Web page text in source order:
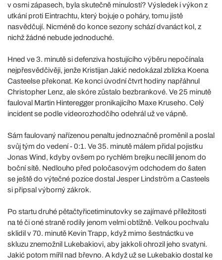
v osmi zápasech, byla skutečně minulostí? Výsledek i výkon z
utkání proti Eintrachtu, který bojuje o poháry, tomu jistě
nasvědčují. Nicméně do konce sezony schází dvanáct kol, z
nichž žádné nebude jednoduché.
Hned ve 3. minutě si defenziva hostujícího výběru nepočínala
nejpřesvědčivěji, jenže Kristijan Jakić nedokázal zblízka Koena
Casteelse překonat. Ke konci úvodní čtvrt hodiny napřáhnul
Christopher Lenz, ale skóre zůstalo bezbrankové. Ve 25 minutě
fauloval Martin Hinteregger pronikajícího Maxe Kruseho. Celý
incident se podle videorozhodčího odehrál už ve vápně.
Sám faulovaný nařízenou penaltu jednoznačně proměnil a poslal
svůj tým do vedení - 0:1. Ve 35. minutě málem přidal pojistku
Jonas Wind, kdyby ovšem po rychlém brejku necílil jenom do
boční sítě. Nedlouho před poločasovým odchodem do šaten
se ještě do výtečné pozice dostal Jesper Lindström a Casteels
si připsal výborný zákrok.
Po startu druhé pětačtyřicetiminutovky se zajímavé příležitosti
na té či oné straně rodily jenom velmi obtížně. Velkou pochvalu
sklidil v 70. minutě Kevin Trapp, když mimo šestnáctku ve
skluzu znemožnil Lukebakiovi, aby jakkoli ohrozil jeho svatyni.
Jakić potom mířil nad břevno. A když už se Lukebakio dostal ke